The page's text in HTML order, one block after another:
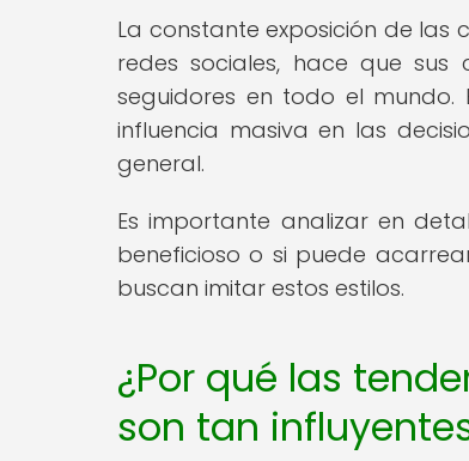
La constante exposición de las
redes sociales, hace que
seguidores en todo el
influencia masiva en las
general.
Es importante analizar en
beneficioso o si puede
buscan imitar estos estilos.
¿Por qué las
son tan